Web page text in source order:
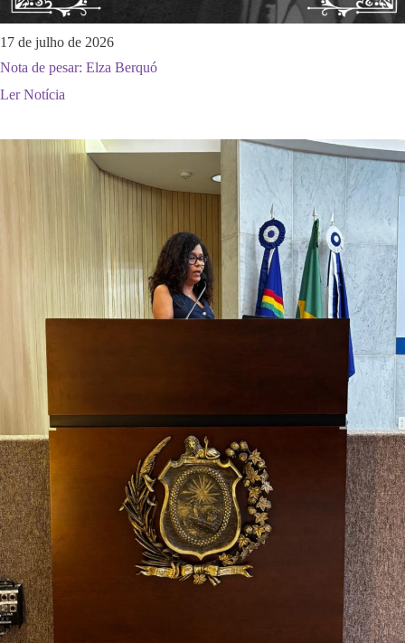
17 de julho de 2026
Nota de pesar: Elza Berquó
Ler Notícia